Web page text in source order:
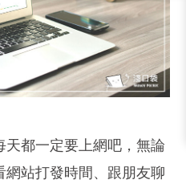
都一定要上網吧，無論
站打發時間、跟朋友聊